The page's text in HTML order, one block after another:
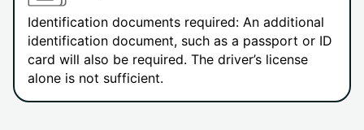
Identification documents required: An additional
identification document, such as a passport or ID
card will also be required. The driver’s license
alone is not sufficient.